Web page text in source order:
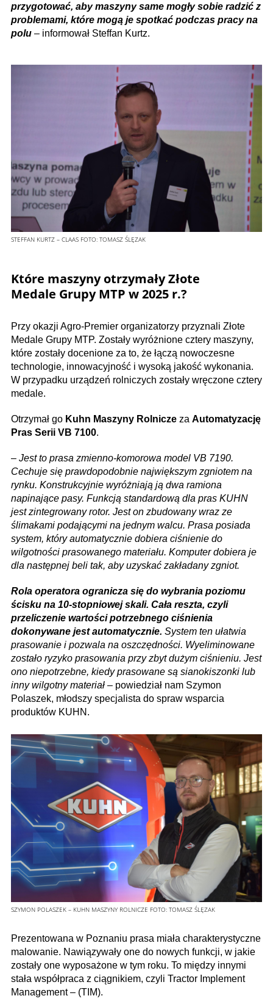
przygotować, aby maszyny same mogły sobie radzić z
problemami, które mogą je spotkać podczas pracy na
polu – informował Steffan Kurtz.
STEFFAN KURTZ – CLAAS FOTO: TOMASZ ŚLĘZAK
Które maszyny otrzymały Złote
Medale Grupy MTP w 2025 r.?
Przy okazji Agro-Premier organizatorzy przyznali Złote
Medale Grupy MTP. Zostały wyróżnione cztery maszyny,
które zostały docenione za to, że łączą nowoczesne
technologie, innowacyjność i wysoką jakość wykonania.
W przypadku urządzeń rolniczych zostały wręczone cztery
medale.
Otrzymał go Kuhn Maszyny Rolnicze za Automatyzację
Pras Serii VB 7100.
– Jest to prasa zmienno-komorowa model VB 7190.
Cechuje się prawdopodobnie największym zgniotem na
rynku. Konstrukcyjnie wyróżniają ją dwa ramiona
napinające pasy. Funkcją standardową dla pras KUHN
jest zintegrowany rotor. Jest on zbudowany wraz ze
ślimakami podającymi na jednym walcu. Prasa posiada
system, który automatycznie dobiera ciśnienie do
wilgotności prasowanego materiału. Komputer dobiera je
dla następnej beli tak, aby uzyskać zakładany zgniot.
Rola operatora ogranicza się do wybrania poziomu
ścisku na 10-stopniowej skali. Cała reszta, czyli
przeliczenie wartości potrzebnego ciśnienia
dokonywane jest automatycznie. System ten ułatwia
prasowanie i pozwala na oszczędności. Wyeliminowane
zostało ryzyko prasowania przy zbyt dużym ciśnieniu. Jest
ono niepotrzebne, kiedy prasowane są sianokiszonki lub
inny wilgotny materiał – powiedział nam Szymon
Polaszek, młodszy specjalista do spraw wsparcia
produktów KUHN.
SZYMON POLASZEK – KUHN MASZYNY ROLNICZE FOTO: TOMASZ ŚLĘZAK
Prezentowana w Poznaniu prasa miała charakterystyczne
malowanie. Nawiązywały one do nowych funkcji, w jakie
zostały one wyposażone w tym roku. To między innymi
stała współpraca z ciągnikiem, czyli Tractor Implement
Management – (TIM).